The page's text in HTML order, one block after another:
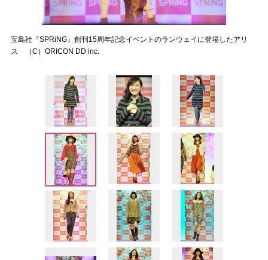
宝島社『SPRiNG』創刊15周年記念イベントのランウェイに登場したアリ
ス （C）ORICON DD inc.